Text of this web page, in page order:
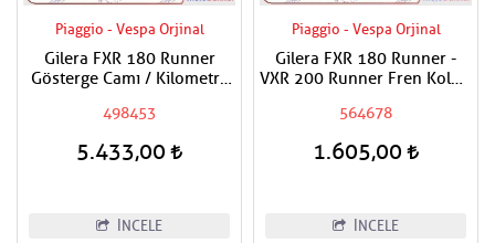
Piaggio - Vespa Orjinal
Gilera FXR 180 Runner
Gösterge Camı / Kilometre
498453
5.433,00
İNCELE
Piaggio - Vespa Orjinal
Gilera FXR 180 Runner -
VXR 200 Runner Fren Kolu /
564678
1.605,00
İNCELE